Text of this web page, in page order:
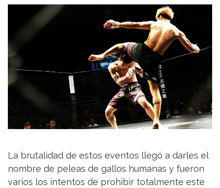
La brutalidad de estos eventos llegó a darles el
nombre de peleas de gallos humanas y fueron
varios los intentos de prohibir totalmente este